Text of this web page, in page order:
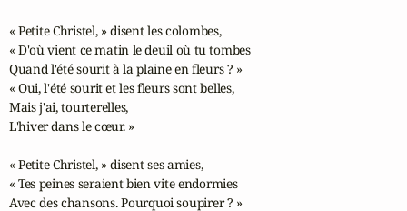
« Petite Christel, » disent les colombes,
« D'où vient ce matin le deuil où tu tombes
Quand l'été sourit à la plaine en fleurs ? »
« Oui, l'été sourit et les fleurs sont belles,
Mais j'ai, tourterelles,
L'hiver dans le cœur. »
« Petite Christel, » disent ses amies,
« Tes peines seraient bien vite endormies
Avec des chansons. Pourquoi soupirer ? »